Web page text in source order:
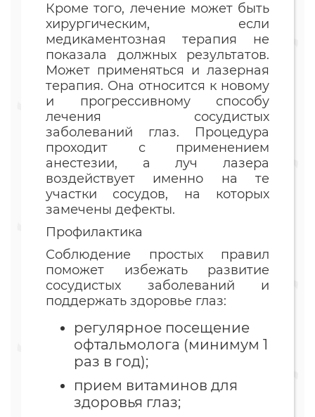
Кроме того, лечение может быть
хирургическим, если
медикаментозная терапия не
показала должных результатов.
Может применяться и лазерная
терапия. Она относится к новому
и прогрессивному способу
лечения сосудистых
заболеваний глаз. Процедура
проходит с применением
анестезии, а луч лазера
воздействует именно на те
участки сосудов, на которых
замечены дефекты.
Профилактика
Соблюдение простых правил
поможет избежать развитие
сосудистых заболеваний и
поддержать здоровье глаз:
регулярное посещение
офтальмолога (минимум 1
раз в год);
прием витаминов для
здоровья глаз;